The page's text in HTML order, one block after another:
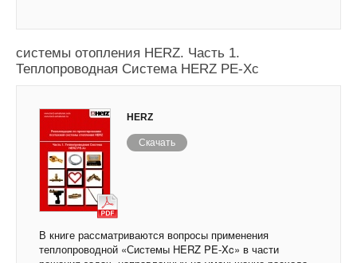
системы отопления HERZ. Часть 1.
Теплопроводная Система HERZ PE-Xc
HERZ
Скачать
В книге рассматриваются вопросы применения
теплопроводной «Системы HERZ PE-Xc» в части